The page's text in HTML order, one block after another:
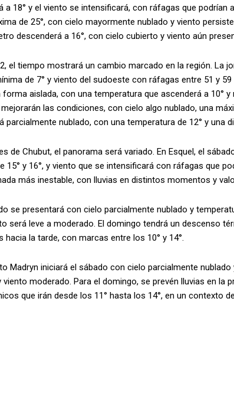
a 18° y el viento se intensificará, con ráfagas que podrían
de 25°, con cielo mayormente nublado y viento
descenderá a 16°, con cielo cubierto y viento aún
el tiempo mostrará un cambio marcado en la región. La
de 7° y viento del sudoeste con ráfagas entre 51 y
aislada, con una temperatura que ascenderá a 10°
las condiciones, con cielo algo nublado, una
parcialmente nublado, con una temperatura de 12° y una
de Chubut, el panorama será variado. En Esquel, el
15° y 16°, y viento que se intensificará con ráfagas que
más inestable, con lluvias en distintos momentos y
se presentará con cielo parcialmente nublado y
será leve a moderado. El domingo tendrá un descenso
hacia la tarde, con marcas entre los 10° y 14°.
Madryn iniciará el sábado con cielo parcialmente
viento moderado. Para el domingo, se prevén lluvias en la
que irán desde los 11° hasta los 14°, en un contexto